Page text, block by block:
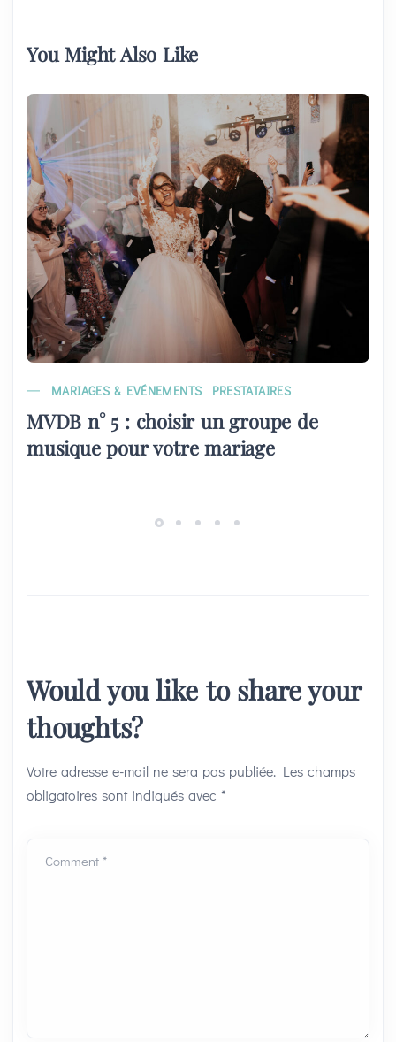
You Might Also Like
MARIAGES & EVÉNEMENTS PRESTATAIRES
MVDB n° 5 : choisir un groupe de
musique pour votre mariage
Would you like to share your
thoughts?
Votre adresse e-mail ne sera pas publiée. Les champs
obligatoires sont indiqués avec *
Comment *